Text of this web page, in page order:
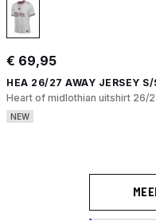
€ 69,95
HEA 26/27 AWAY JERSEY S/
Heart of midlothian uitshirt 26/
NEW